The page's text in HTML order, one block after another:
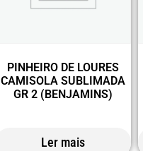
PINHEIRO DE LOURES
CAMISOLA SUBLIMADA
GR 2 (BENJAMINS)
Ler mais